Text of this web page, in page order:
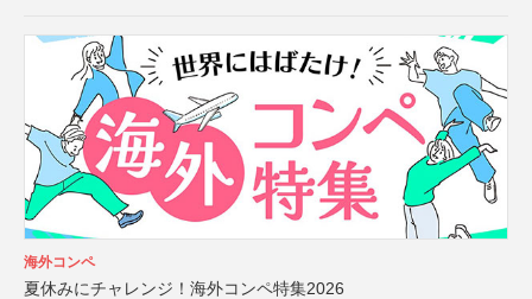
海外コンペ
夏休みにチャレンジ！海外コンペ特集2026